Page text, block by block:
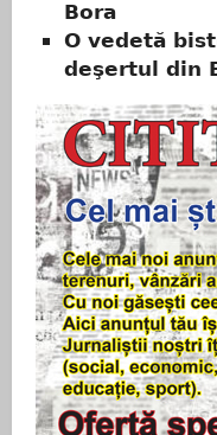
Bora
O vedetă
deşertul din